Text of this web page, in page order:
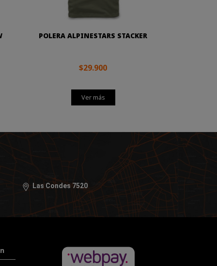
POLERA ALPINESTARS STACKER
$29.900
Ver más
Las Condes 7520